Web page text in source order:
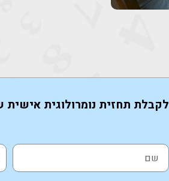
לקבלת תחזית נומרולוגית